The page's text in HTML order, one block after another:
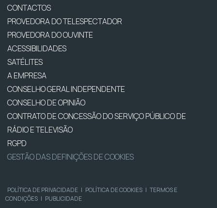
CONTACTOS
PROVEDORA DO TELESPECTADOR
PROVEDORA DO OUVINTE
ACESSIBILIDADES
SATÉLITES
A EMPRESA
CONSELHO GERAL INDEPENDENTE
CONSELHO DE OPINIÃO
CONTRATO DE CONCESSÃO DO SERVIÇO PÚBLICO DE
RÁDIO E TELEVISÃO
RGPD
GESTÃO DAS DEFINIÇÕES DE COOKIES
POLÍTICA DE PRIVACIDADE | POLÍTICA DE COOKIES | TERMOS E
CONDIÇÕES | PUBLICIDADE